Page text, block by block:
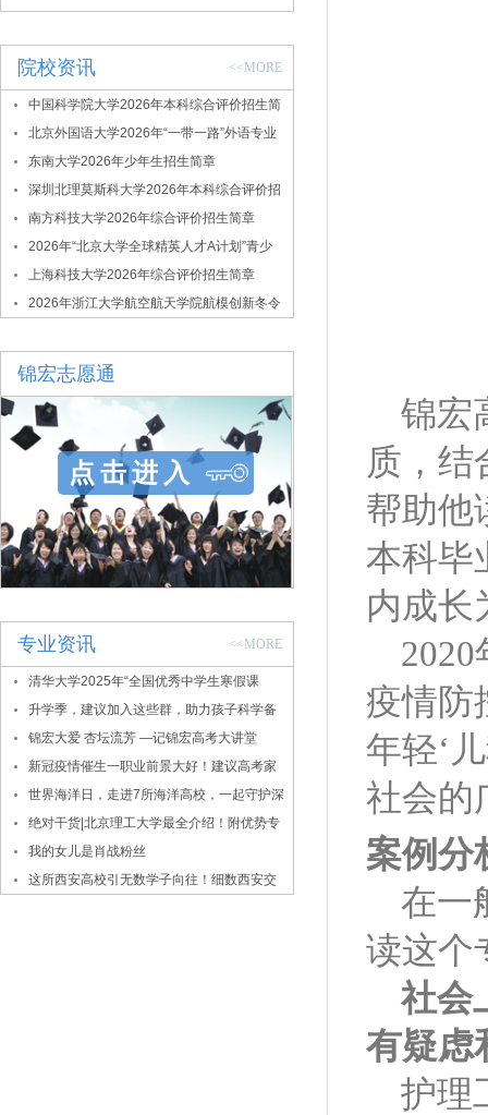
院校资讯 <<MORE
中国科学院大学2026年本科综合评价招生简
章
北京外国语大学2026年“一带一路”外语专业
综合评价招生简章
东南大学2026年少年生招生简章
深圳北理莫斯科大学2026年本科综合评价招
生简章
南方科技大学2026年综合评价招生简章
2026年“北京大学全球精英人才A计划”青少
年拔尖创新人才选拔与培养项目
上海科技大学2026年综合评价招生简章
2026年浙江大学航空航天学院航模创新冬令
锦宏志愿通
点击进入
专业资讯 <<MORE
清华大学2025年“全国优秀中学生寒假课
堂”报名通知
升学季，建议加入这些群，助力孩子科学备
考
锦宏大爱 杏坛流芳 —记锦宏高考大讲堂
新冠疫情催生一职业前景大好！建议高考家
长密切关注！
世界海洋日，走进7所海洋高校，一起守护深
蓝！
绝对干货|北京理工大学最全介绍！附优势专
业、录取数据
我的女儿是肖战粉丝
这所西安高校引无数学子向往！细数西安交
锦宏
质，结
帮助他
本科毕
内成长
疫情防
年轻‘
社会的
案例分
在一
读这个
社会
有疑虑
护理